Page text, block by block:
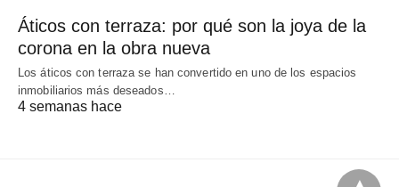
Áticos con terraza: por qué son la joya de la
corona en la obra nueva
Los áticos con terraza se han convertido en uno de los espacios
inmobiliarios más deseados…
4 semanas hace